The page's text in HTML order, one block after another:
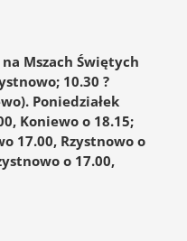
Mszach Świętych
10.30 ?
Poniedziałek
Koniewo o 18.15;
17.00, Rzystnowo o
o 17.00,